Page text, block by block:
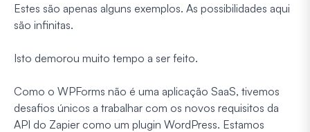
Estes são apenas alguns exemplos. As possibilidades aqui
são infinitas.
Isto demorou muito tempo a ser feito.
Como o WPForms não é uma aplicação SaaS, tivemos
desafios únicos a trabalhar com os novos requisitos da
API do Zapier como um plugin WordPress. Estamos